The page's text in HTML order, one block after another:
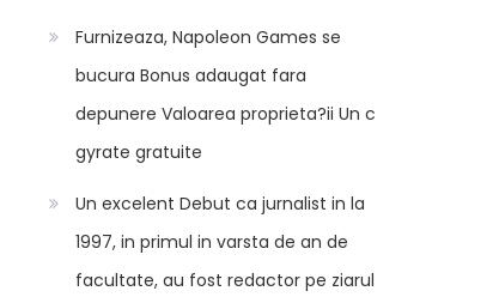
Furnizeaza, Napoleon Games se
bucura Bonus adaugat fara
depunere Valoarea proprieta?ii Un c
gyrate gratuite
Un excelent Debut ca jurnalist in la
1997, in primul in varsta de an de
facultate, au fost redactor pe ziarul